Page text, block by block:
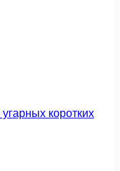
коротких